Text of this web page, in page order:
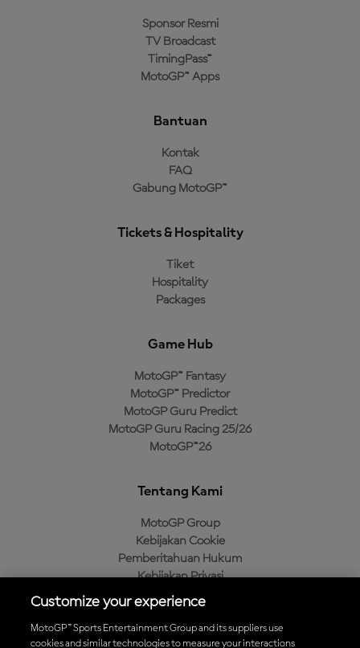
Sponsor Resmi
TV Broadcast
TimingPass™
MotoGP™ Apps
Bantuan
Kontak
FAQ
Gabung MotoGP™
Tickets & Hospitality
Tiket
Hospitality
Packages
Game Hub
MotoGP™ Fantasy
MotoGP™ Predictor
MotoGP Guru Predict
MotoGP Guru Racing 25/26
MotoGP™26
Tentang Kami
MotoGP Group
Kebijakan Cookie
Pemberitahuan Hukum
Kebijakan Privasi
Kebijakan Pembelian
Customize your experience
MotoGP™ Sports Entertainment Group and its suppliers use
cookies and similar technologies to measure your interactions